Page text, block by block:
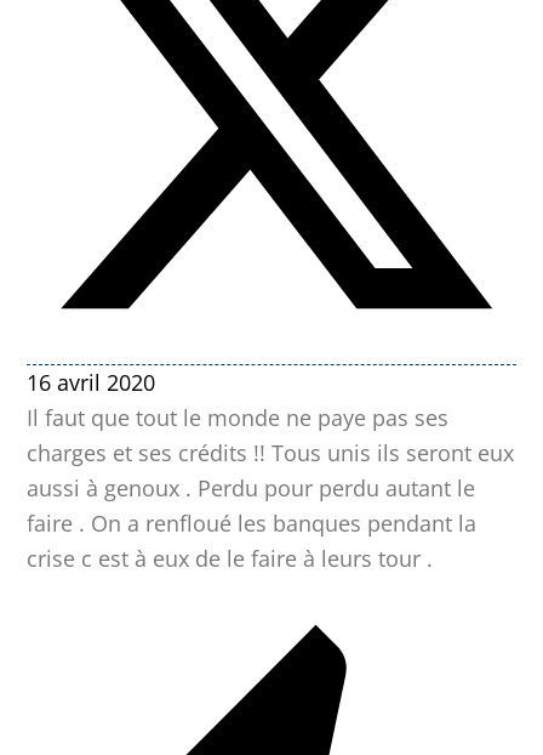
16 avril 2020
Il faut que tout le monde ne paye pas ses
charges et ses crédits !! Tous unis ils seront eux
aussi à genoux . Perdu pour perdu autant le
faire . On a renfloué les banques pendant la
crise c est à eux de le faire à leurs tour .